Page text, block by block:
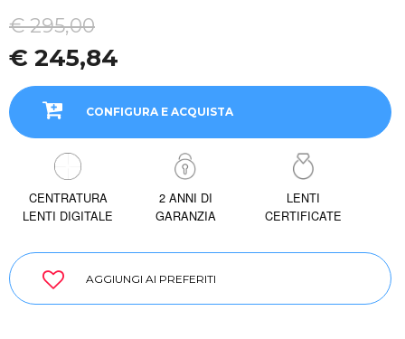
€ 295,00
€ 245,84
CONFIGURA E ACQUISTA
CENTRATURA
LENTI DIGITALE
2 ANNI DI
GARANZIA
LENTI
CERTIFICATE
AGGIUNGI AI PREFERITI